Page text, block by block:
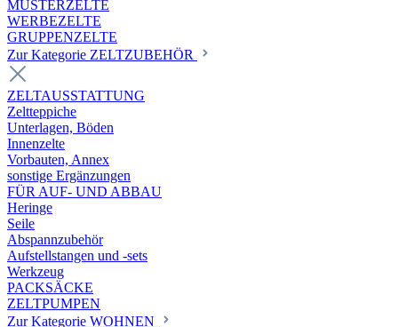
MUSTERZELTE
WERBEZELTE
GRUPPENZELTE
Zur Kategorie ZELTZUBEHÖR
ZELTAUSSTATTUNG
Zeltteppiche
Unterlagen, Böden
Innenzelte
Vorbauten, Annex
sonstige Ergänzungen
FÜR AUF- UND ABBAU
Heringe
Seile
Abspannzubehör
Aufstellstangen und -sets
Werkzeug
PACKSÄCKE
ZELTPUMPEN
Zur Kategorie WOHNEN